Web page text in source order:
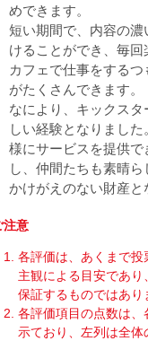
めできます。
短い期間で、内容の
けることができ、毎回
カフェで仕事をする
がたくさんできます。
なにより、キックス
しい経験となりまし
様にサービスを提供
し、仲間たちも素晴ら
かけがえのない財産と
注意
各評価は、あくまで投
主観による目安であり
保証するものではあり
各評価項目の点数は、
示ており、左列は全体